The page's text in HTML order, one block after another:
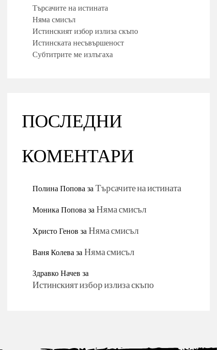
Търсачите на истината
Няма смисъл
Истинският избор излиза скъпо
Истинската несъвършеност
Субтитрите ме излъгаха
ПОСЛЕДНИ
КОМЕНТАРИ
Полина ПоповазаТърсачите на истината
Моника ПоповазаНяма смисъл
Христо ГеновзаНяма смисъл
Ваня КолевазаНяма смисъл
Здравко Начевза
Истинският избор излиза скъпо